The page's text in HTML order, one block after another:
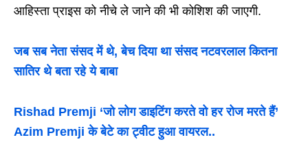
आहिस्ता प्राइस को नीचे ले जाने की भी कोशिश की जाएगी.
जब सब नेता संसद में थे, बेच दिया था संसद नटवरलाल कितना
सातिर थे बता रहे ये बाबा
Rishad Premji ‘जो लोग डाइटिंग करते वो हर रोज मरते हैं’
Azim Premji के बेटे का ट्वीट हुआ वायरल..